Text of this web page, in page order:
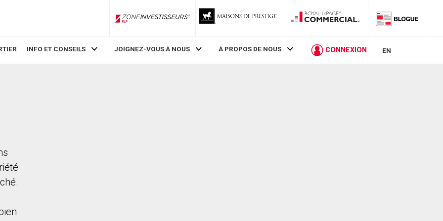
ZoneInvestisseurs RLP
INFO ET CONSEILS JOIGNEZ-VOUS À NOUS À PROPOS DE NOUS CONNEXION EN